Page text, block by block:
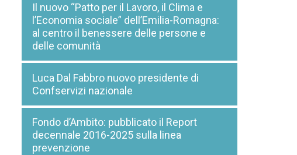
Il nuovo “Patto per il Lavoro, il Clima e
l’Economia sociale” dell’Emilia-Romagna:
al centro il benessere delle persone e
delle comunità
Luca Dal Fabbro nuovo presidente di
Confservizi nazionale
Fondo d’Ambito: pubblicato il Report
decennale 2016-2025 sulla linea
prevenzione